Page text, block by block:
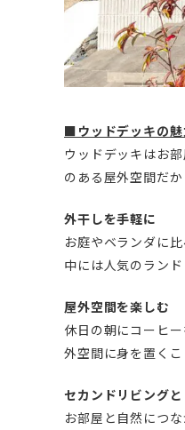
■ウッドデッキの魅
ウッドデッキはお
のある屋外空間だ
外干しを手軽に
お庭やベランダに
中には人気のラン
屋外空間を楽しむ
休日の朝にコーヒ
外空間に身を置く
セカンドリビングと
お部屋と自然につ